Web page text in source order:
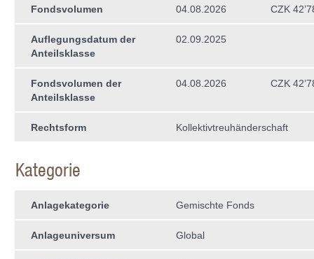
Fondsvolumen 04.08.2026 CZK
Auflegungsdatum der
Anteilsklasse
02.09.2025
Fondsvolumen der
Anteilsklasse
04.08.2026 CZK
Rechtsform Kollektivtreuhän­derschaft
Kategorie
Anlagekategorie Gemischte Fonds
Anlageuniversum Global